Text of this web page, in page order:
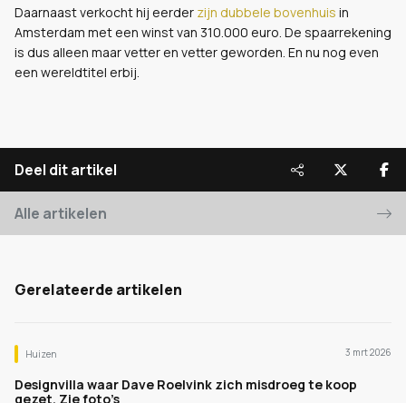
Daarnaast verkocht hij eerder zijn dubbele bovenhuis in
Amsterdam met een winst van 310.000 euro. De spaarrekening
is dus alleen maar vetter en vetter geworden. En nu nog even
een wereldtitel erbij.
Deel dit artikel
Alle artikelen
Gerelateerde artikelen
Huizen 3 mrt 2026
Designvilla waar Dave Roelvink zich misdroeg te koop
gezet. Zie foto’s